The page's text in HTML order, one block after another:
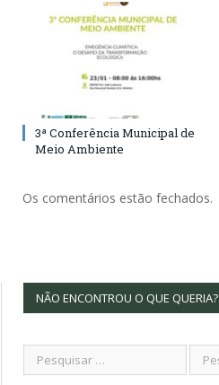
3ª Conferência Municipal de
Meio Ambiente
Os comentários estão fechados.
NÃO ENCONTROU O QUE QUERIA?